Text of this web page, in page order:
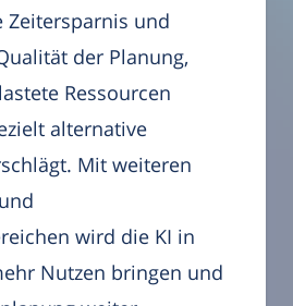
und
der Planung,
Ressourcen
alternative
Mit weiteren
wird die KI in
Nutzen bringen und